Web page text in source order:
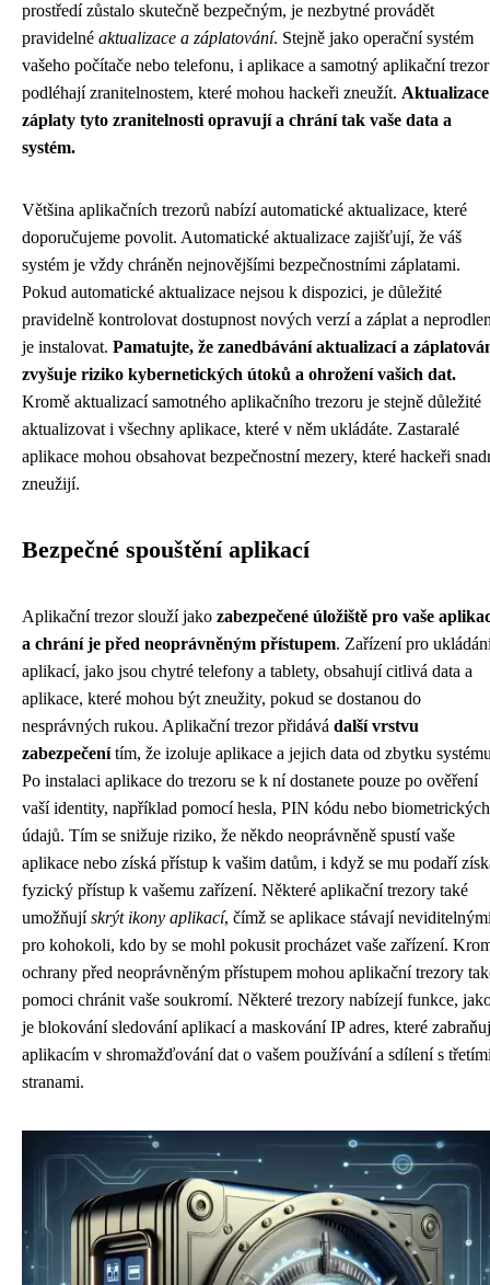
prostředí zůstalo skutečně bezpečným, je nezbytné provádět
pravidelné aktualizace a záplatování. Stejně jako operační systém
vašeho počítače nebo telefonu, i aplikace a samotný aplikační trezor
podléhají zranitelnostem, které mohou hackeři zneužít.
záplaty tyto zranitelnosti opravují a chrání tak vaše data a
systém.
Většina aplikačních trezorů nabízí automatické aktualizace, které
doporučujeme povolit. Automatické aktualizace zajišťují, že váš
systém je vždy chráněn nejnovějšími bezpečnostními záplatami.
Pokud automatické aktualizace nejsou k dispozici, je důležité
pravidelně kontrolovat dostupnost nových verzí a záplat a
je instalovat. Pamatujte, že zanedbávání aktualizací a
zvyšuje riziko kybernetických útoků a ohrožení vašich dat.
Kromě aktualizací samotného aplikačního trezoru je stejně důležité
aktualizovat i všechny aplikace, které v něm ukládáte. Zastaralé
aplikace mohou obsahovat bezpečnostní mezery, které hackeři
zneužijí.
Bezpečné spouštění aplikací
Aplikační trezor slouží jako zabezpečené úložiště pro vaše
a chrání je před neoprávněným přístupem. Zařízení pro
aplikací, jako jsou chytré telefony a tablety, obsahují citlivá data a
aplikace, které mohou být zneužity, pokud se dostanou do
nesprávných rukou. Aplikační trezor přidává další vrstvu
zabezpečenítím, že izoluje aplikace a jejich data od zbytku
Po instalaci aplikace do trezoru se k ní dostanete pouze po ověření
vaší identity, například pomocí hesla, PIN kódu nebo biometrických
údajů. Tím se snižuje riziko, že někdo neoprávněně spustí vaše
aplikace nebo získá přístup k vašim datům, i když se mu podaří
fyzický přístup k vašemu zařízení. Některé aplikační trezory také
umožňujískrýt ikony aplikací, čímž se aplikace stávají
pro kohokoli, kdo by se mohl pokusit procházet vaše zařízení.
ochrany před neoprávněným přístupem mohou aplikační trezory
pomoci chránit vaše soukromí. Některé trezory nabízejí funkce,
je blokování sledování aplikací a maskování IP adres, které
aplikacím v shromažďování dat o vašem používání a sdílení s
stranami.